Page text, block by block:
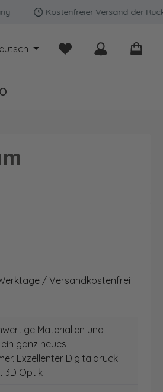
Kostenfreier Versand der
Du hast 0 Produkte
/ Versandkostenfrei
Materialien und
ganz neues
Exzellenter Digitaldruck
3D Optik